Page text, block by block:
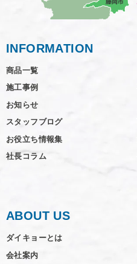
INFORMATION
商品一覧
施工事例
お知らせ
スタッフブログ
お役立ち情報集
社長コラム
ABOUT US
ダイキョーとは
会社案内